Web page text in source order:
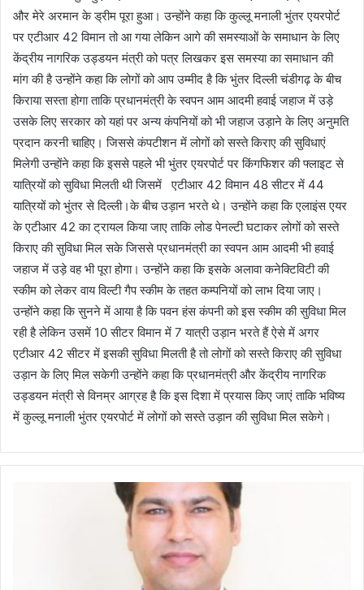
और मेरे अरमान के ड्रीम पूरा हुआ। उन्होंने कहा कि कुल्लू मनाली भुंतर एयरपोर्ट
पर एटीआर 42 विमान तो आ गया लेकिन आगे की समस्याओं के समाधान के लिए
केंद्रीय नागरिक उड्डयन मंत्री को पत्र लिखकर इस समस्या का समाधान की
मांग की है उन्होंने कहा कि लोगों को आप उम्मीद है कि भुंतर दिल्ली चंडीगढ़ के बीच
किराया सस्ता होगा ताकि प्रधानमंत्री के स्वपन आम आदमी हवाई जहाज में उड़े
उसके लिए सरकार को यहां पर अन्य कंपनियों को भी जहाज उड़ाने के लिए अनुमति
प्रदान करनी चाहिए। जिससे कंपटीशन में लोगों को सस्ते किराए की सुविधाएं
मिलेगी उन्होंने कहा कि इससे पहले भी भुंतर एयरपोर्ट पर किंगफिशर की फ्लाइट से
यात्रियों को सुविधा मिलती थी जिसमें एटीआर 42 विमान 48 सीटर में 44
यात्रियों को भुंतर से दिल्ली।के बीच उड़ान भरते थे। उन्होंने कहा कि एलाइंस एयर
के एटीआर 42 का ट्रायल किया जाए ताकि लोड पेनल्टी घटाकर लोगों को सस्ते
किराए की सुविधा मिल सके जिससे प्रधानमंत्री का स्वपन आम आदमी भी हवाई
जहाज में उड़े वह भी पूरा होगा। उन्होंने कहा कि इसके अलावा कनेक्टिविटी की
स्कीम को लेकर वाय विल्टी गैप स्कीम के तहत कम्पनियों को लाभ दिया जाए।
उन्होंने कहा कि सुनने में आया है कि पवन हंस कंपनी को इस स्कीम की सुविधा मिल
रही है लेकिन उसमें 10 सीटर विमान में 7 यात्री उड़ान भरते हैं ऐसे में अगर
एटीआर 42 सीटर में इसकी सुविधा मिलती है तो लोगों को सस्ते किराए की सुविधा
उड़ान के लिए मिल सकेगी उन्होंने कहा कि प्रधानमंत्री और केंद्रीय नागरिक
उड्डयन मंत्री से विनम्र आग्रह है कि इस दिशा में प्रयास किए जाएं ताकि भविष्य
में कुल्लू मनाली भुंतर एयरपोर्ट में लोगों को सस्ते उड़ान की सुविधा मिल सकेगे।